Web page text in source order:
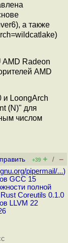
а также
AMD Radeon
AMD
и LoongArch
(N)" для
числом
+39 + / –
pipermail/...)
GCC 15
полной
Coreutils 0.1.0
LLVM 22